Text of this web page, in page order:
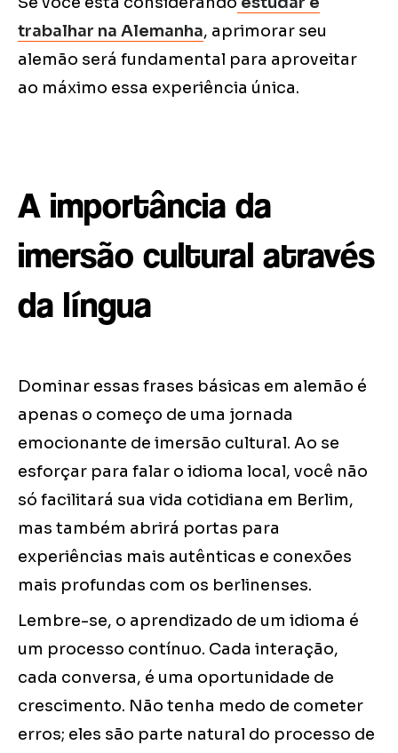
trabalhar na Alemanha, aprimorar seu
alemão será fundamental para aproveitar
ao máximo essa experiência única.
A importância da
imersão cultural através
da língua
Dominar essas frases básicas em alemão é
apenas o começo de uma jornada
emocionante de imersão cultural. Ao se
esforçar para falar o idioma local, você não
só facilitará sua vida cotidiana em Berlim,
mas também abrirá portas para
experiências mais autênticas e conexões
mais profundas com os berlinenses.
Lembre-se, o aprendizado de um idioma é
um processo contínuo. Cada interação,
cada conversa, é uma oportunidade de
crescimento. Não tenha medo de cometer
erros; eles são parte natural do processo de